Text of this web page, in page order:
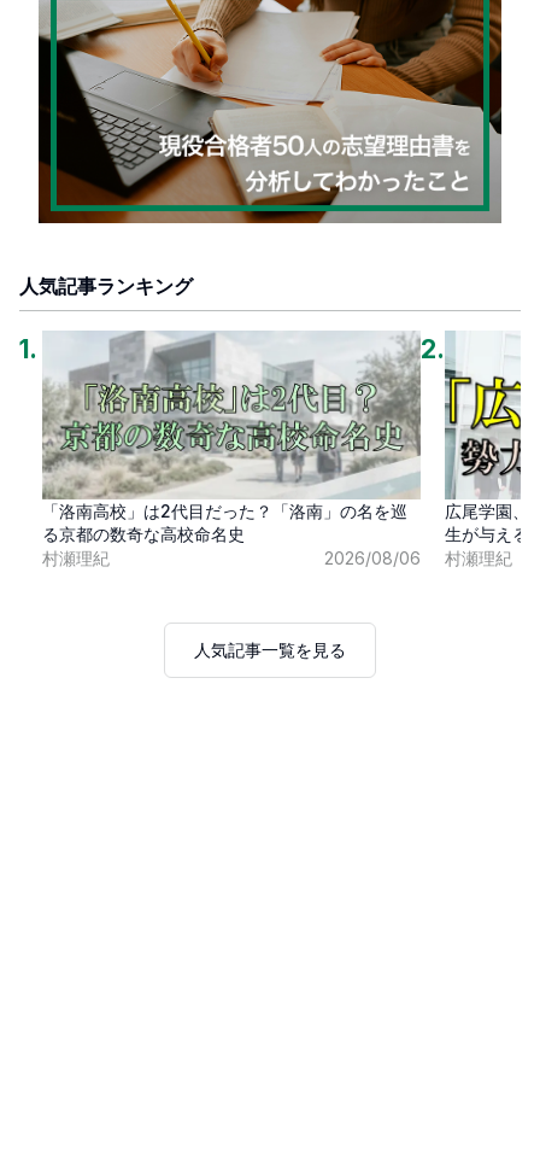
人気記事ランキング
1 .
「洛南高校」は2代目だった？「洛南」の名を巡
る京都の数奇な高校命名史
村瀬理紀
2026/08/06
2.
広尾学園、
生が与える
村瀬理紀
人気記事一覧を見る